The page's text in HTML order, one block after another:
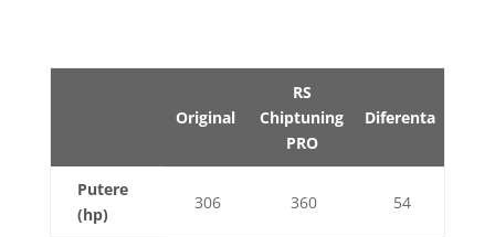
Original
RS
Chiptuning
PRO
Diferenta
Putere
(hp)
306 360 54